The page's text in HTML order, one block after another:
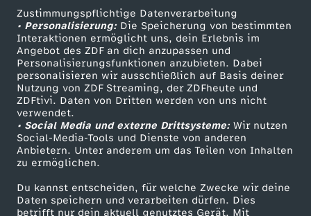
Zustimmungspflichtige Datenverarbeitung
• Personalisierung:Die Speicherung von bestimmten
Interaktionen ermöglicht uns, dein Erlebnis im
Angebot des ZDF an dich anzupassen und
Personalisierungsfunktionen anzubieten. Dabei
personalisieren wir ausschließlich auf Basis deiner
Nutzung von ZDF Streaming, der ZDFheute und
ZDFtivi. Daten von Dritten werden von uns nicht
verwendet.
• Social Media und externe Drittsysteme:Wir nutzen
Social-Media-Tools und Dienste von anderen
Anbietern. Unter anderem um das Teilen von Inhalten
zu ermöglichen.
Du kannst entscheiden, für welche Zwecke wir deine
Daten speichern und verarbeiten dürfen. Dies
betrifft nur dein aktuell genutztes Gerät. Mit
l
a
g
e
n
a
u
Livestreams
Sendungen A-Z
TV-Programm
Zuschauerservice
Hilfe
ZDF Unternehmen
Karriere
ZDF goes Schule